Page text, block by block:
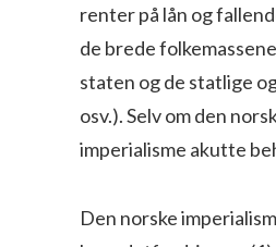
renter på lån og
de brede
staten og de statlige
osv.). Selv om den
imperialisme akutte
Den norske